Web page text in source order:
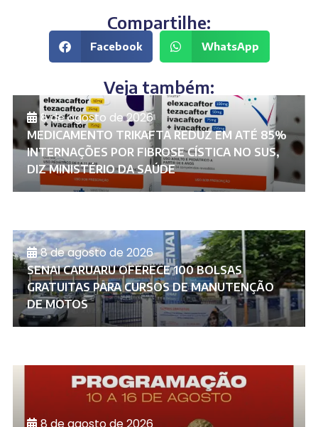
Compartilhe:
Facebook WhatsApp
Veja também:
8 de agosto de 2026
MEDICAMENTO TRIKAFTA REDUZ EM ATÉ 85%
INTERNAÇÕES POR FIBROSE CÍSTICA NO SUS,
DIZ MINISTÉRIO DA SAÚDE
8 de agosto de 2026
SENAI CARUARU OFERECE 100 BOLSAS
GRATUITAS PARA CURSOS DE MANUTENÇÃO
DE MOTOS